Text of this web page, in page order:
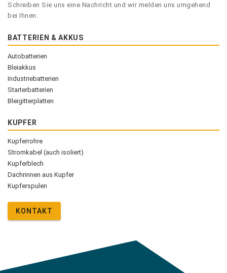
Schreiben Sie uns eine Nachricht und wir melden uns umgehend
bei Ihnen.
BATTERIEN & AKKUS
Autobatterien
Bleiakkus
Industriebatterien
Starterbatterien
Bleigitterplatten
KUPFER
Kupferrohre
Stromkabel (auch isoliert)
Kupferblech
Dachrinnen aus Kupfer
Kupferspulen
KONTAKT